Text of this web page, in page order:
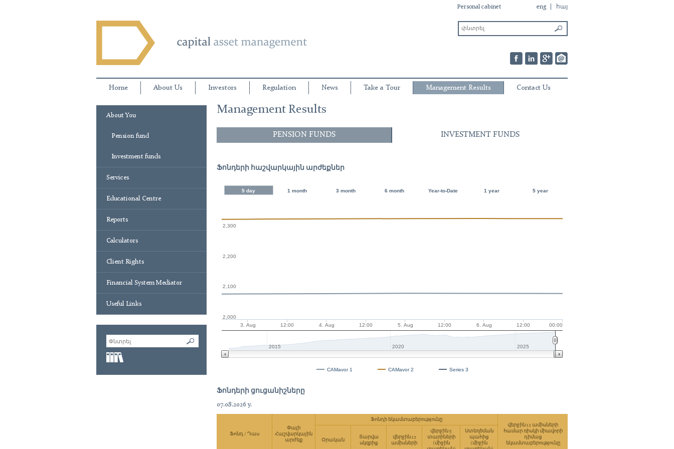
Personal cabinet հայ
eng
Home About Us Investors Regulation News Take a Tour Management Results Contact Us
About You
Pension fund
Investment funds
Services
Educational Centre
Reports
Calculators
Client Rights
Financial System Mediator
Useful Links
Ֆինանսական
բառարան
Management Results
PENSION FUNDS INVESTMENT FUNDS
Ֆոնդերի հաշվարկային արժեքներ
CAMavor 1 CAMavor 2 Series 3
3. Aug 12:00 4. Aug 12:00 5. Aug 12:00 6. Aug 12:00 00:00
2,100
2,200
2,300
2,000
2015 2020 2025
5 day 1 month 3 month 6 month Year-to-Date 1 year 5 year
Ֆոնդերի ցուցանիշները
07.08.2026 y.
Ֆոնդ / Դաս
Փայի
Հաշվարկային
արժեք
Ֆոնդի եկամտաբերությունը
վերջին 12 ամիսների
համար ռիսկի միավորի
դիմաց
եկամտաբերությունը
Օրական
Տարվա
սկզբից
վերջին 12
ամիսների
վերջին 5
տարիների
(միջին
Ստեղծման
պահից
(միջին